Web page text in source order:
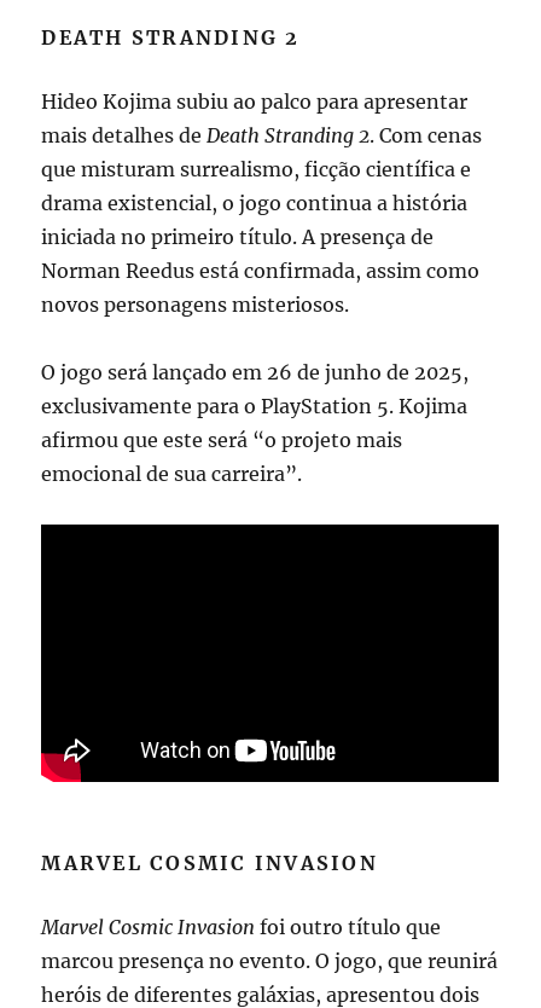
DEATH STRANDING 2
Hideo Kojima subiu ao palco para apresentar
mais detalhes deDeath Stranding 2. Com cenas
que misturam surrealismo, ficção científica e
drama existencial, o jogo continua a história
iniciada no primeiro título. A presença de
Norman Reedus está confirmada, assim como
novos personagens misteriosos.
O jogo será lançado em 26 de junho de 2025,
exclusivamente para o PlayStation 5. Kojima
afirmou que este será “o projeto mais
emocional de sua carreira”.
MARVEL COSMIC INVASION
Marvel Cosmic Invasion foi outro título que
marcou presença no evento. O jogo, que reunirá
heróis de diferentes galáxias, apresentou dois